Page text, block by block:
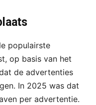
populairste
op basis van het
de advertenties
In 2025 was dat
per advertentie.